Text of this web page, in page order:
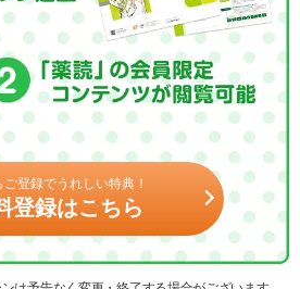
ご登録でうれしい特典！
登録はこちら